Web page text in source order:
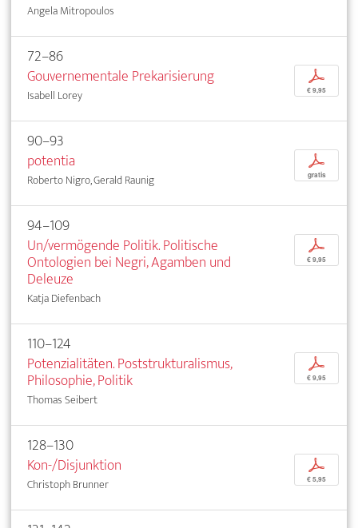
Angela Mitropoulos
72–86
Gouvernementale Prekarisierung
Isabell Lorey
p
€ 9,95
90–93
potentia
Roberto Nigro, Gerald Raunig
p
gratis
94–109
Un/vermögende Politik. Politische
Ontologien bei Negri, Agamben und
Deleuze
Katja Diefenbach
p
€ 9,95
110–124
Potenzialitäten. Poststrukturalismus,
Philosophie, Politik
Thomas Seibert
p
€ 9,95
128–130
Kon-/Disjunktion
Christoph Brunner
p
€ 5,95